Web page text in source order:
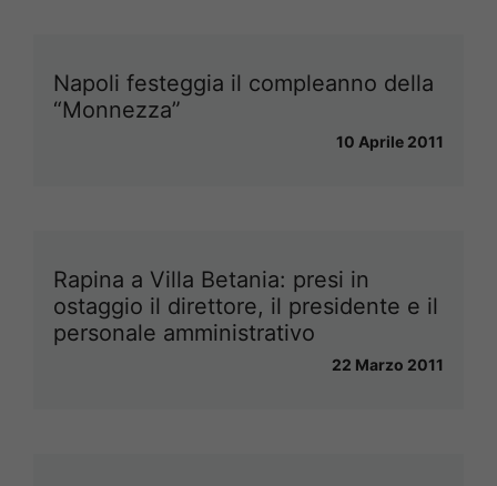
Napoli festeggia il compleanno della
“Monnezza”
10 Aprile 2011
Rapina a Villa Betania: presi in
ostaggio il direttore, il presidente e il
personale amministrativo
22 Marzo 2011